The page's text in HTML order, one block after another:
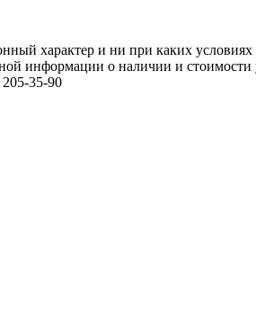
характер и ни при каких
информации о наличии и
35-90